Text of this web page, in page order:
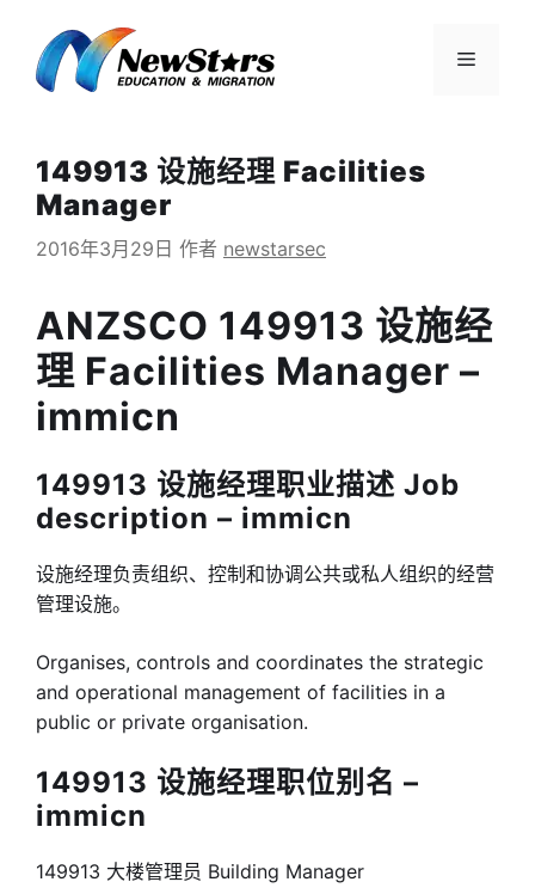
菜
149913 设施经理 Facilities
Manager
2016年3月29日 作者 newstarsec
ANZSCO 149913 设施经
理 Facilities Manager –
immicn
149913 设施经理职业描述 Job
description – immicn
设施经理负责组织、控制和协调公共或私人组织的经营
管理设施。
Organises, controls and coordinates the strategic
and operational management of facilities in a
public or private organisation.
149913 设施经理职位别名 –
immicn
149913 大楼管理员 Building Manager